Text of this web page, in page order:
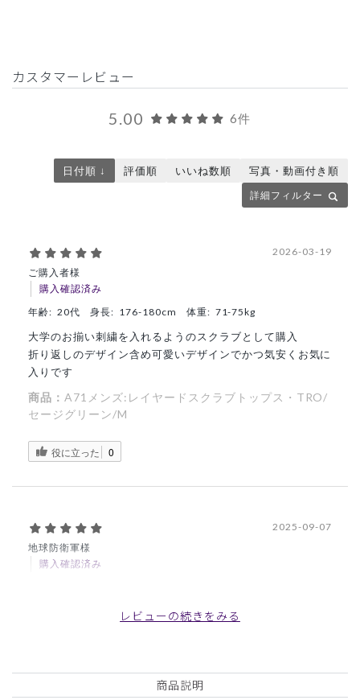
カスタマーレビュー
5.00 6件
詳細フィルター
日付順 ↓ 評価順 いいね数順 写真・動画付き順
ご購入者様
購入確認済み
2026-03-19
年齢: 20代 身長: 176-180cm 体重: 71-75kg
大学のお揃い刺繍を入れるようのスクラブとして購入
折り返しのデザイン含め可愛いデザインでかつ気安くお気に
入りです
商品： A71メンズ:レイヤードスクラブトップス・TRO/
セージグリーン/M
役に立った 0
地球防衛軍様
購入確認済み
2025-09-07
今まであまりスクラブを作ったことがなかったのですが、今
商品：A71メンズ:レイヤードスクラブトップス・TRO/
レビューの続きをみる
商品説明